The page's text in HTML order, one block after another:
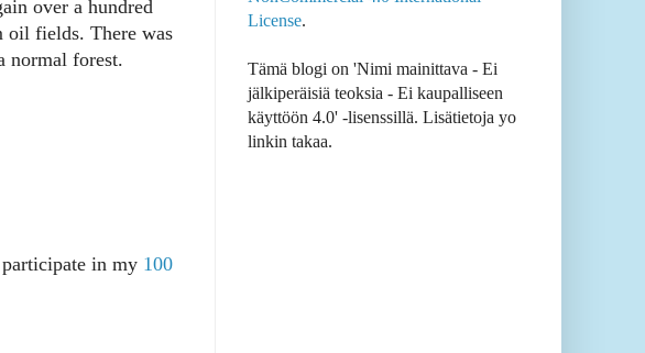
over a hundred
oil fields. There was
normal forest.
in my 100
License.
Tämä blogi on 'Nimi mainittava - Ei
jälkiperäisiä teoksia - Ei kaupalliseen
käyttöön 4.0' -lisenssillä. Lisätietoja yo
linkin takaa.